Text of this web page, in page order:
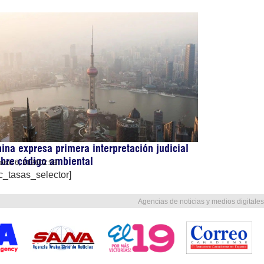
expresa primera interpretación judicial
código ambiental
6, 202602:59
Agencias de noticias y medios digitales